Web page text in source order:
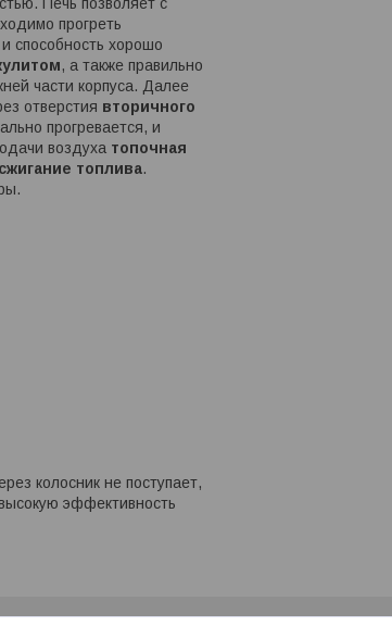
прогреть
и способность хорошо
, а также правильно
части корпуса. Далее
отверстия вторичного
прогревается, и
воздуха топочная
топлива.
колосник не поступает,
эффективность